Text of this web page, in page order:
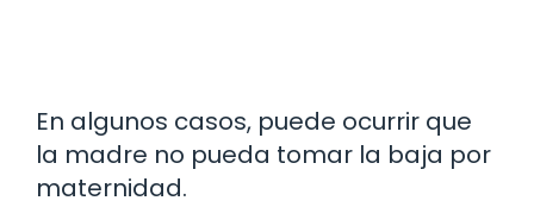
En algunos casos, puede ocurrir que
la madre no pueda tomar la baja por
maternidad.